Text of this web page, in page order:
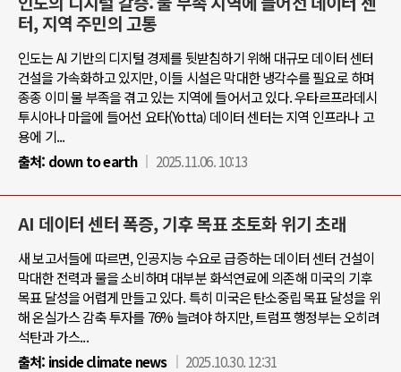
터, 지역 주민의 고통
인도는 AI 기반의 디지털 경제를 뒷받침하기 위해 대규모 데이터 센터
건설을 가속화하고 있지만, 이들 시설은 막대한 냉각수를 필요로 하며
종종 이미 물 부족을 겪고 있는 지역에 들어서고 있다. 우타르프라데시
투시아나 마을에 들어선 요타(Yotta) 데이터 센터는 지역 인프라나 고
용에 기...
출처: down to earth 2025.11.06. 10:13
AI 데이터 센터 폭증, 기후 목표 초토화 위기 초래
새 보고서들에 따르면, 인공지능 수요로 급증하는 데이터 센터 건설이
막대한 전력과 물을 소비하며 대부분 화석연료에 의존해 미국의 기후
목표 달성을 어렵게 만들고 있다. 특히 미국은 탄소중립 목표 달성을 위
해 온실가스 감축 투자를 76% 늘려야 하지만, 트럼프 행정부는 오히려
석탄과 가스...
출처: inside climate news 2025.10.30. 12:31